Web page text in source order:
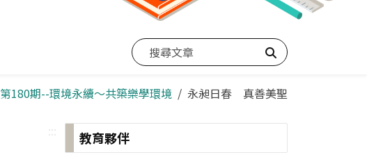
搜尋
第180期--環境永續～共築樂學環境 永昶日春 真善美聖
::: 教育夥伴